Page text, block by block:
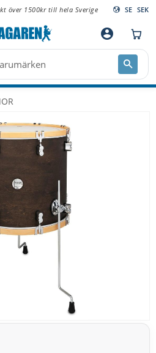
över 1500kr till hela Sverige SE SEK
account_circle